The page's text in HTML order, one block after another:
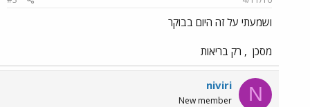
ושמעתי על זה היום בבוקר
מסכן , רק בריאות
N
niviri
New member